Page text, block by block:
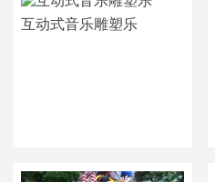
互动式音乐雕塑乐